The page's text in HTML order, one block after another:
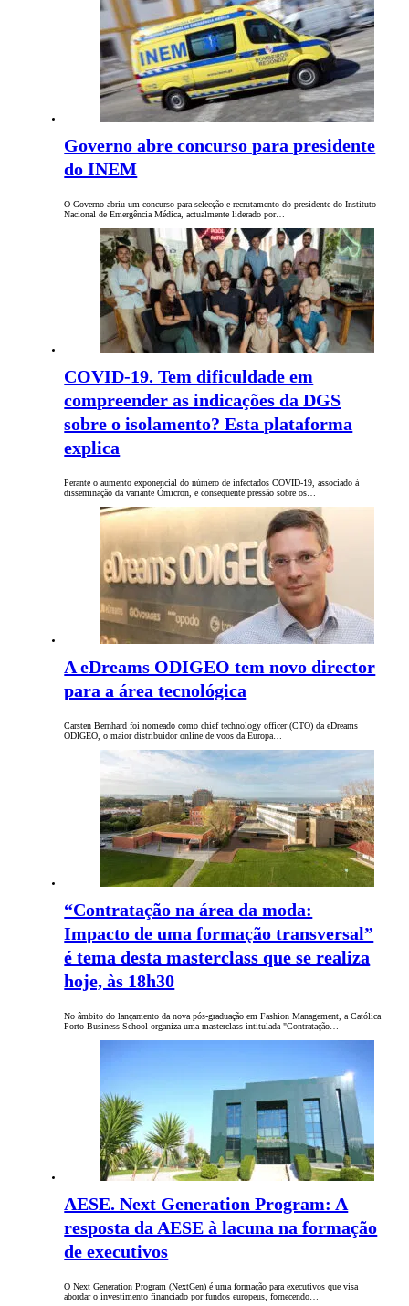
Governo abre concurso para presidente
do INEM
O Governo abriu um concurso para selecção e recrutamento do presidente do Instituto
Nacional de Emergência Médica, actualmente liderado por…
COVID-19. Tem dificuldade em
compreender as indicações da DGS
sobre o isolamento? Esta plataforma
explica
Perante o aumento exponencial do número de infectados COVID-19, associado à
disseminação da variante Ómicron, e consequente pressão sobre os…
A eDreams ODIGEO tem novo director
para a área tecnológica
Carsten Bernhard foi nomeado como chief technology officer (CTO) da eDreams
ODIGEO, o maior distribuidor online de voos da Europa…
“Contratação na área da moda:
Impacto de uma formação transversal”
é tema desta masterclass que se realiza
hoje, às 18h30
No âmbito do lançamento da nova pós-graduação em Fashion Management, a Católica
Porto Business School organiza uma masterclass intitulada "Contratação…
AESE. Next Generation Program: A
resposta da AESE à lacuna na formação
de executivos
O Next Generation Program (NextGen) é uma formação para executivos que visa
abordar o investimento financiado por fundos europeus, fornecendo…